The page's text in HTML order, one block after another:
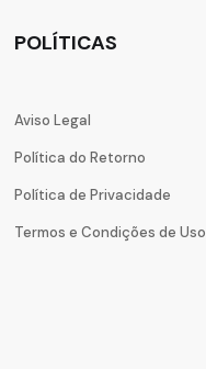
POLÍTICAS
Aviso Legal
Política do Retorno
Política de Privacidade
Termos e Condições de Uso